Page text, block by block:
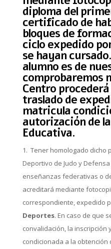
diploma del
certificado de
bloques de
ciclo expedido
se hayan
alumno es de
comprobaremos
Centro
traslado de
matricula
autorización de
Educativa.
Tener homologado dicho
Deportivo de Judo y
enseñanzas federativas o
acreditará mediante
correspondiente, expedido
Deportes. En caso de que
convalidación, la inscripción
condicionada a la